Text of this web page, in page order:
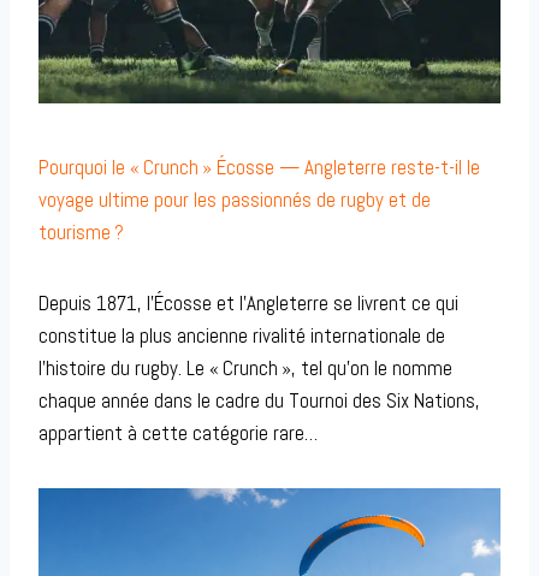
Pourquoi le « Crunch » Écosse — Angleterre reste-t-il le
voyage ultime pour les passionnés de rugby et de
tourisme ?
Depuis 1871, l’Écosse et l’Angleterre se livrent ce qui
constitue la plus ancienne rivalité internationale de
l’histoire du rugby. Le « Crunch », tel qu’on le nomme
chaque année dans le cadre du Tournoi des Six Nations,
appartient à cette catégorie rare…